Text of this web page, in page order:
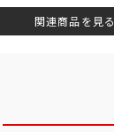
関連商品を見る